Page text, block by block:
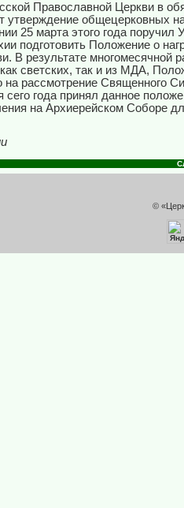
Православной Церкви в
утверждение общецерковных
25 марта этого года поручил
подготовить Положение о
В результате многомесячной
светских, так и из МДА,
на рассмотрение Священного
сего года принял данное
на Архиерейском Соборе
©